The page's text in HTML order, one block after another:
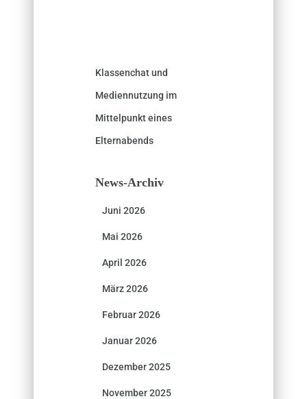
Klassenchat und
Mediennutzung im
Mittelpunkt eines
Elternabends
News-Archiv
Juni 2026
Mai 2026
April 2026
März 2026
Februar 2026
Januar 2026
Dezember 2025
November 2025